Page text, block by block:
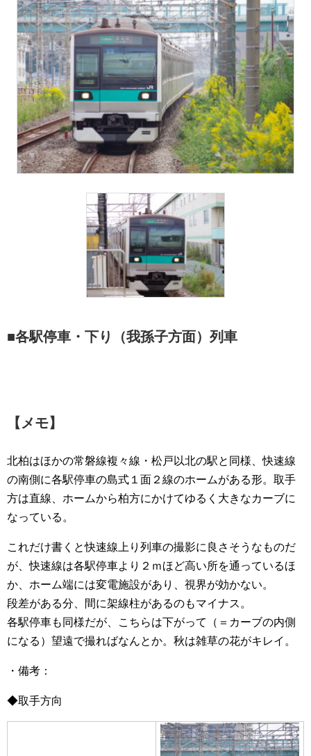
■各駅停車・下り（我孫子方面）列車
【メモ】
北柏はほかの常磐線複々線・松戸以北の駅と同様、快速線
の南側に各駅停車の島式１面２線のホームがある形。取手
方は直線、ホームから柏方にかけてゆるく大きなカーブに
なっている。
これだけ書くと快速線上り列車の撮影に良さそうなものだ
が、快速線は各駅停車より２ｍほど高い所を通っているほ
か、ホーム端には変電施設があり、視界が効かない。
段差がある分、間に架線柱があるのもマイナス。
各駅停車も同様だが、こちらは下がって（＝カーブの内側
になる）望遠で撮ればなんとか。秋は雑草の花がキレイ。
・備考：
◆取手方向